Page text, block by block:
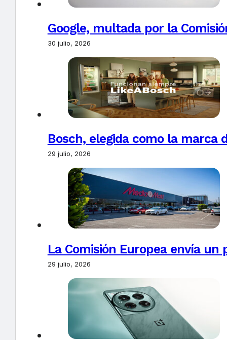
Google, multada por la
30 julio, 2026
Bosch, elegida como la marca
29 julio, 2026
La Comisión Europea envía un
29 julio, 2026